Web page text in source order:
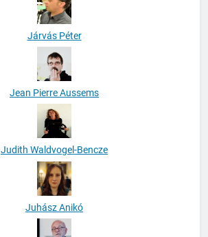
Járvás Péter
Jean Pierre Aussems
Judith Waldvogel-Bencze
Juhász Anikó